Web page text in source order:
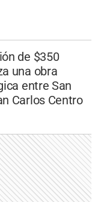
de $350
una obra
entre San
Carlos Centro